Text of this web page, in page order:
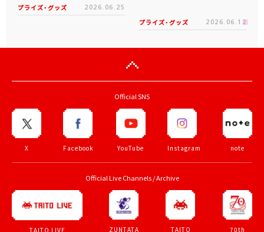
プライズ・グッズ 2026.06.25
プライズ・グッズ 2026.06.12
Official SNS
X Facebook YouTube Instagram note
Official Live Channels / Archive
TAITO LIVE ZUNTATA TAITO 70th